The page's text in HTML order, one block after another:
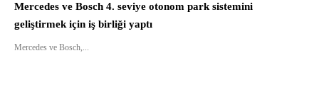
Mercedes ve Bosch 4. seviye otonom park sistemini
geliştirmek için iş birliği yaptı
Mercedes ve Bosch,...